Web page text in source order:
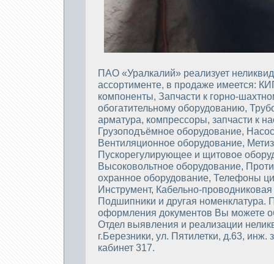
ПАО «Уралкалий» реализует
ассортименте, в продаже имеется:
компоненты, Запчасти к горно-
обогатительному оборудованию,
арматура, компрессоры, запчасти к
Грузоподъёмное оборудование,
Вентиляционное оборудование,
Пускорегулирующее и щитовое
Высоковольтное оборудование,
охранное оборудование, Телефоны
Инструмент, Кабельно-
Подшипники и другая номенклатура.
оформления документов Вы можете
Отдел выявления и реализации
г.Березники, ул. Пятилетки, д.63,
кабинет 317.